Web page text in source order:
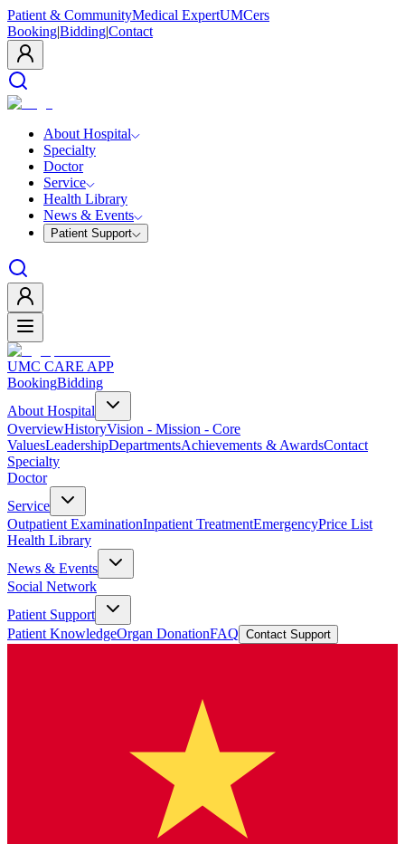
Patient & CommunityMedical ExpertUMCers
Booking|Bidding|Contact
About Hospital
Specialty
Doctor
Service
Health Library
News & Events
Patient Support
UMC CARE APP
BookingBidding
About Hospital
OverviewHistoryVision - Mission - Core
ValuesLeadershipDepartmentsAchievements & AwardsContact
Specialty
Doctor
Service
Outpatient ExaminationInpatient TreatmentEmergencyPrice List
Health Library
News & Events
Social Network
Patient Support
Patient KnowledgeOrgan DonationFAQ Contact Support